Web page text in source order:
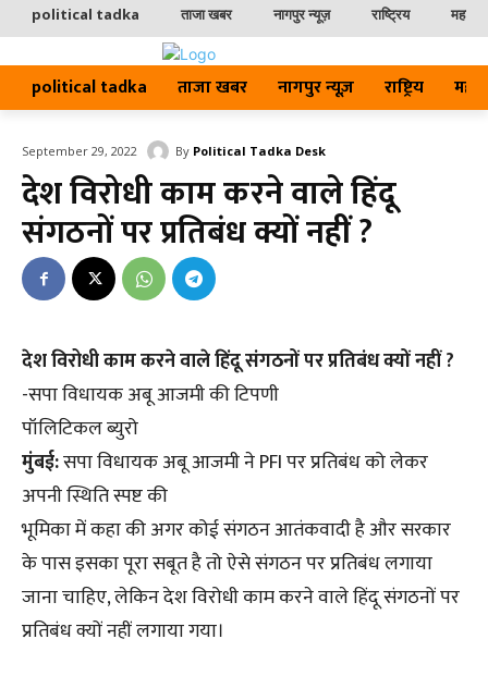
political tadka ताजा खबर नागपुर न्यूज़ राष्ट्रिय
political tadka ताजा खबर नागपुर न्यूज़ राष्ट्रिय
September 29, 2022 By Political Tadka Desk
देश विरोधी काम करने वाले हिंदू
संगठनों पर प्रतिबंध क्यों नहीं ?
देश विरोधी काम करने वाले हिंदू संगठनों पर प्रतिबंध क्यों नहीं ?
-सपा विधायक अबू आजमी की टिपणी
पॉलिटिकल ब्युरो
मुंबई:सपा विधायक अबू आजमी ने PFI पर प्रतिबंध को लेकर
अपनी स्थिति स्पष्ट की
भूमिका में कहा की अगर कोई संगठन आतंकवादी है और सरकार
के पास इसका पूरा सबूत है तो ऐसे संगठन पर प्रतिबंध लगाया
जाना चाहिए, लेकिन देश विरोधी काम करने वाले हिंदू संगठनों पर
प्रतिबंध क्यों नहीं लगाया गया।